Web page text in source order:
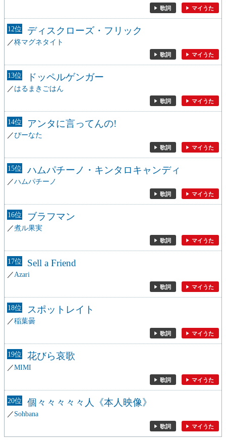
歌詞 マイうた
12 ディスクローズ・フリック
柊マグネタイト
歌詞 マイうた
13 ドッペルゲンガー
はるまきごはん
歌詞 マイうた
14 アンタに言ってんの!
ぴーなた
歌詞 マイうた
15 ハムパチーノ・キンタロキャンディ
ハムパチーノ
歌詞 マイうた
16 ブラフマン
煮ル果実
歌詞 マイうた
17 Sell a Friend
Azari
歌詞 マイうた
18 スポットレイト
稲葉曇
歌詞 マイうた
19 花びら哀歌
MIMI
歌詞 マイうた
20 個々々々々々人《本人映像》
Sohbana
歌詞 マイうた